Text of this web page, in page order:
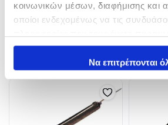
κοινωνικών μέσων, διαφήμισης και
οποίοι ενδεχομένως να τις
έχουν συλλέξει σε σχέση με την
των υπηρεσιών τους.Να επιτρέπονται
In Stock
Προσθήκη στο καλάθι
In Stock